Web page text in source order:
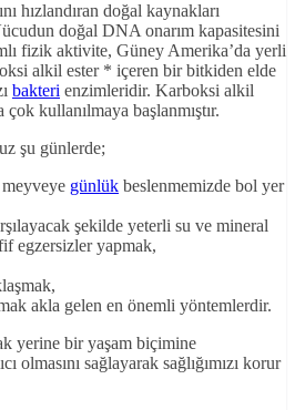
hızlandıran doğal kaynakları
doğal DNA onarım kapasitesini
fizik aktivite, Güney Amerika’da yerli
alkil ester * içeren bir bitkiden elde
bakteri enzimleridir. Karboksi alkil
kullanılmaya başlanmıştır.
şu günlerde;
meyveye günlük beslenmemizde bol yer
şekilde yeterli su ve mineral
egzersizler yapmak,
akla gelen en önemli yöntemlerdir.
yerine bir yaşam biçimine
olmasını sağlayarak sağlığımızı korur